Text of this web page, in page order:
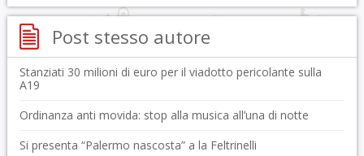
Post stesso autore
Stanziati 30 milioni di euro per il viadotto pericolante sulla
A19
Ordinanza anti movida: stop alla musica all’una di notte
Si presenta “Palermo nascosta” a la Feltrinelli